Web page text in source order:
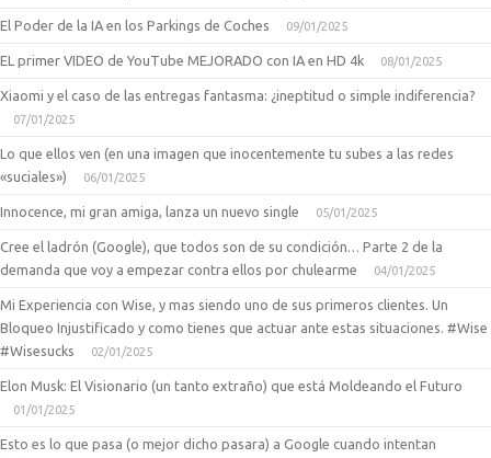
El Poder de la IA en los Parkings de Coches 09/01/2025
EL primer VIDEO de YouTube MEJORADO con IA en HD 4k 08/01/2025
Xiaomi y el caso de las entregas fantasma: ¿ineptitud o simple indiferencia?
07/01/2025
Lo que ellos ven (en una imagen que inocentemente tu subes a las redes
«suciales»)
06/01/2025
Innocence, mi gran amiga, lanza un nuevo single 05/01/2025
Cree el ladrón (Google), que todos son de su condición… Parte 2 de la
demanda que voy a empezar contra ellos por chulearme
04/01/2025
Mi Experiencia con Wise, y mas siendo uno de sus primeros clientes. Un
Bloqueo Injustificado y como tienes que actuar ante estas situaciones. #Wise
#Wisesucks
02/01/2025
Elon Musk: El Visionario (un tanto extraño) que está Moldeando el Futuro
01/01/2025
Esto es lo que pasa (o mejor dicho pasara) a Google cuando intentan